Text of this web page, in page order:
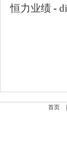
恒力业绩 -
首页 |